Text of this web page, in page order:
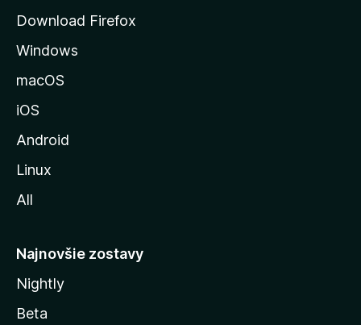
n
k
o
z
l
Download Firefox
Windows
macOS
iOS
Android
Linux
All
Najnovšie zostavy
Nightly
Beta